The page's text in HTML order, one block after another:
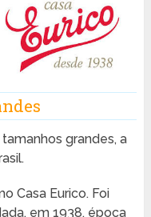
grandes, a
Casa Eurico. Foi
em 1938, época